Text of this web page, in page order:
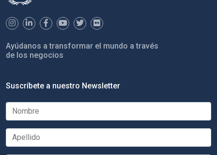
Ayúdanos a transformar el mundo a través
de los negocios
Suscríbete a nuestro Newsletter